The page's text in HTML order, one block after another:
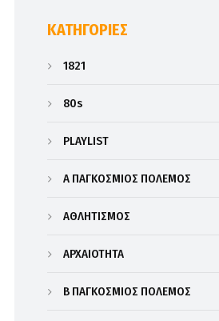
KΑΤΗΓΟΡΊΕΣ
1821
80s
PLAYLIST
Α΄ ΠΑΓΚΟΣΜΙΟΣ ΠΟΛΕΜΟΣ
ΑΘΛΗΤΙΣΜΟΣ
ΑΡΧΑΙΟΤΗΤΑ
Β΄ ΠΑΓΚΟΣΜΙΟΣ ΠΟΛΕΜΟΣ